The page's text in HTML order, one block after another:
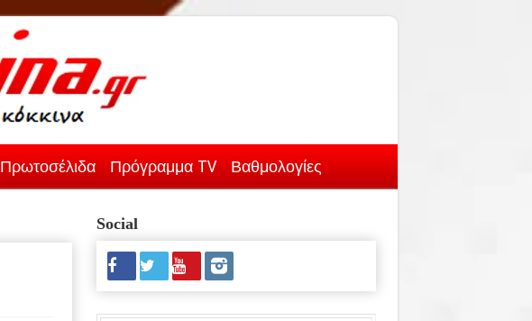
Πρωτοσέλιδα Πρόγραμμα TV Βαθμολογίες
Social